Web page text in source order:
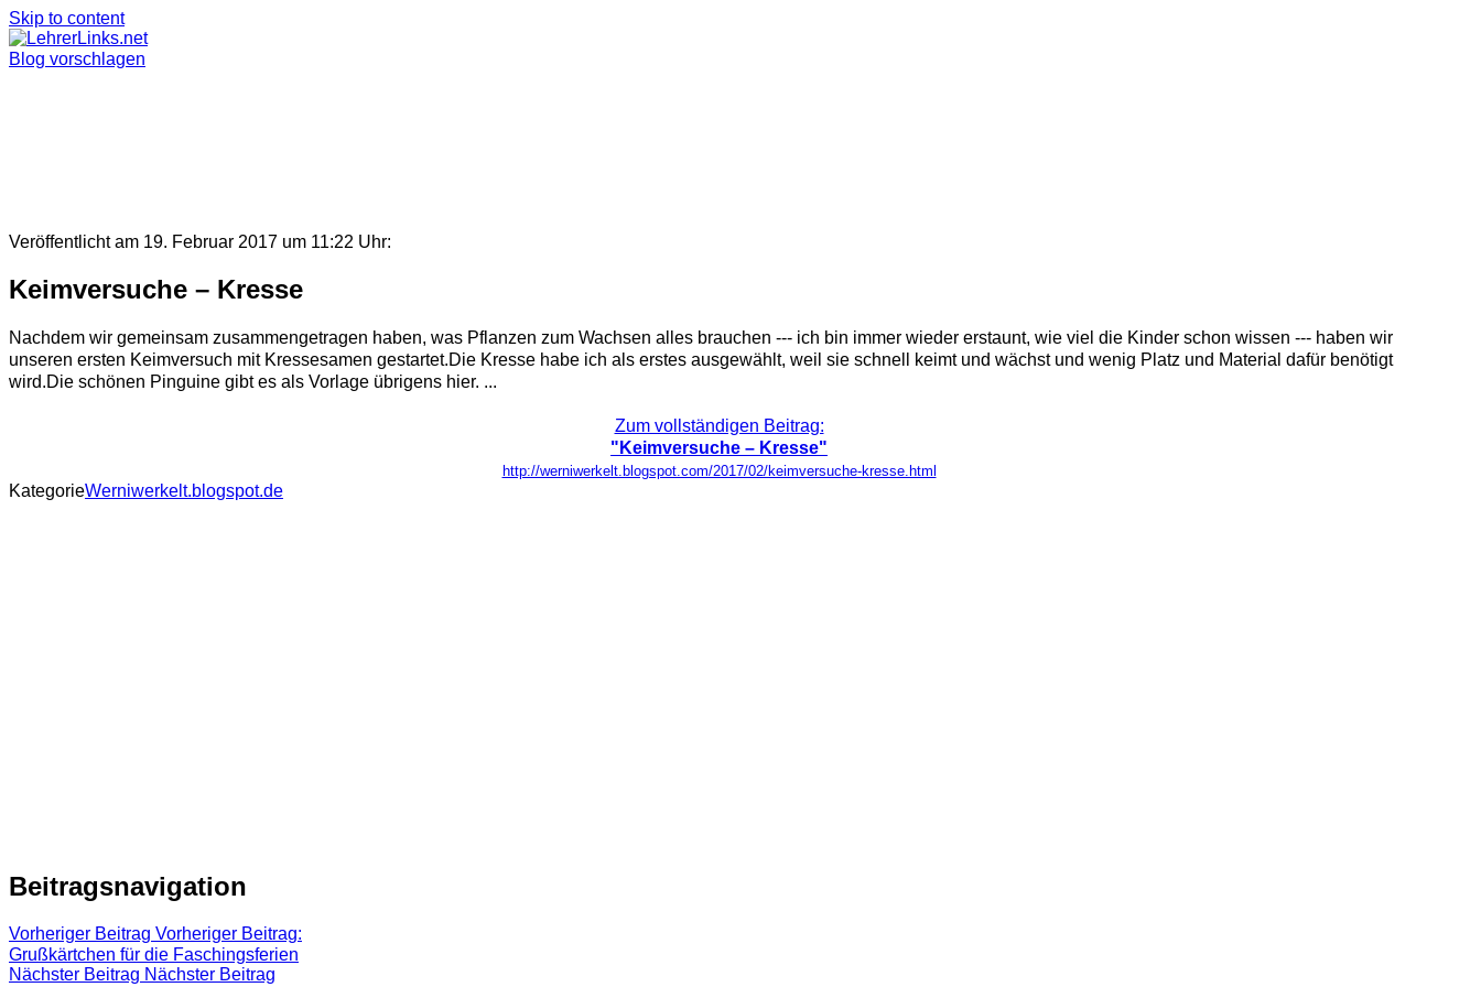
Skip to content
Blog vorschlagen
Veröffentlicht am 19. Februar 2017 um 11:22 Uhr:
Keimversuche – Kresse
Nachdem wir gemeinsam zusammengetragen haben, was Pflanzen zum Wachsen alles brauchen --- ich bin immer wieder erstaunt, wie viel die Kinder schon wissen --- haben wir
unseren ersten Keimversuch mit Kressesamen gestartet.Die Kresse habe ich als erstes ausgewählt, weil sie schnell keimt und wächst und wenig Platz und Material dafür benötigt
wird.Die schönen Pinguine gibt es als Vorlage übrigens hier. ...
Zum vollständigen Beitrag:
"Keimversuche – Kresse"
http://werniwerkelt.blogspot.com/2017/02/keimversuche-kresse.html
KategorieWerniwerkelt.blogspot.de
Beitragsnavigation
Vorheriger Beitrag Vorheriger Beitrag:
Grußkärtchen für die Faschingsferien
Nächster Beitrag Nächster Beitrag